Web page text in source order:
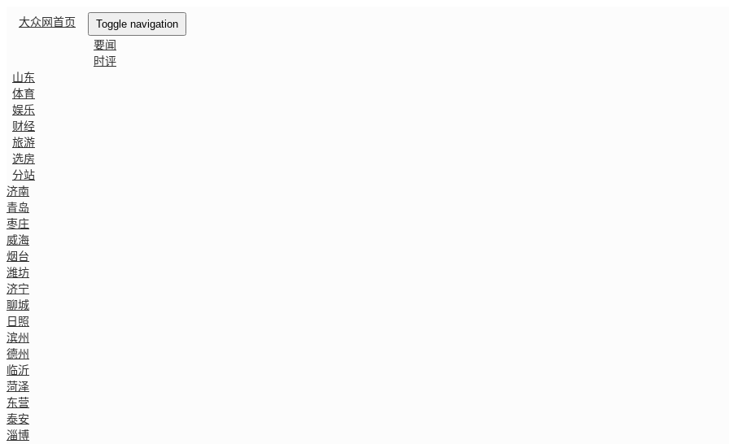
Toggle navigation
大众网首页
要闻
时评
山东
体育
娱乐
财经
旅游
选房
分站
济南
青岛
枣庄
威海
烟台
潍坊
济宁
聊城
日照
滨州
德州
临沂
菏泽
东营
泰安
淄博